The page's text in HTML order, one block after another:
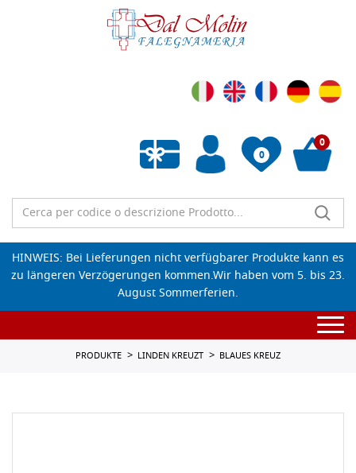
0
Wunschliste leeren
0
HINWEIS: Bei Lieferungen nicht verfügbarer Produkte kann es
zu längeren Verzögerungen kommen.Wir haben vom 5. bis 23.
August Sommerferien.
PRODUKTE LINDEN KREUZT BLAUES KREUZ